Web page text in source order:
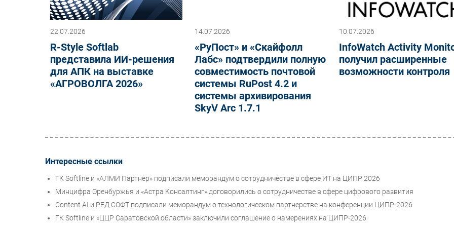
22.07.2026
R-Style Softlab
представила ИИ-решения
для АПК на выставке
«АГРОВОЛГА 2026»
14.07.2026
«РуПост» и «Скайфолл
Лабс» подтвердили полную
совместимость почтовой
системы RuPost 4.2 и
системы архивирования
SkyV Arc 1.7.1
10.07.2026
InfoWatch Activity
получил расширенные
возможности контроля
Интересные ссылки
ГК Softline и «АЛМИ Партнер» подписали меморандум о сотрудничестве в сфере ИТ на ЦИПР 2026
Минцифра Оренбуржья и «Астра Консалтинг» договорились о сотрудничестве в сфере цифрового развития
Content AI и РЕД СОФТ подписали меморандум о технологическом партнерстве на конференции ЦИПР-2026
ГК Softline и «ЦЦР Саратовской области» заключили соглашение о намерениях на ЦИПР-2026